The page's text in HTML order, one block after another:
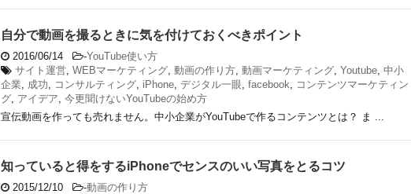
自分で動画を撮るときに気を付けておくべきポイント
2016/06/14 -YouTube使い方
サイト運営 WEBマーケティング 動画の作り方 動画マーケティング Youtube 中小
企業
成功 コンサルティング iPhone デジタル一眼 facebook
コンテンツマーケティン
グ アイデア 今更聞けないYouTubeの始め方
宣伝動画を作っても売れません。中小企業がYouTubeで作るコンテンツとは？ ま ...
知っていると得をするiPhoneでセンスのいい写真をとるコツ
2015/12/10 -動画の作り方